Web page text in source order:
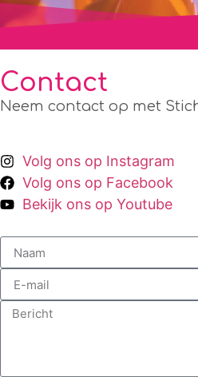
Contact
Neem contact op met
Volg ons op Instagram
Volg ons op Facebook
Bekijk ons op Youtube